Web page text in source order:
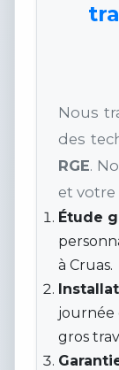
Nous
des
RGE.
et votre
Étude
à Cruas.
journée
gros